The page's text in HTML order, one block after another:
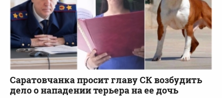
Саратовчанка просит главу СК возбудить
дело о нападении терьера на ее дочь